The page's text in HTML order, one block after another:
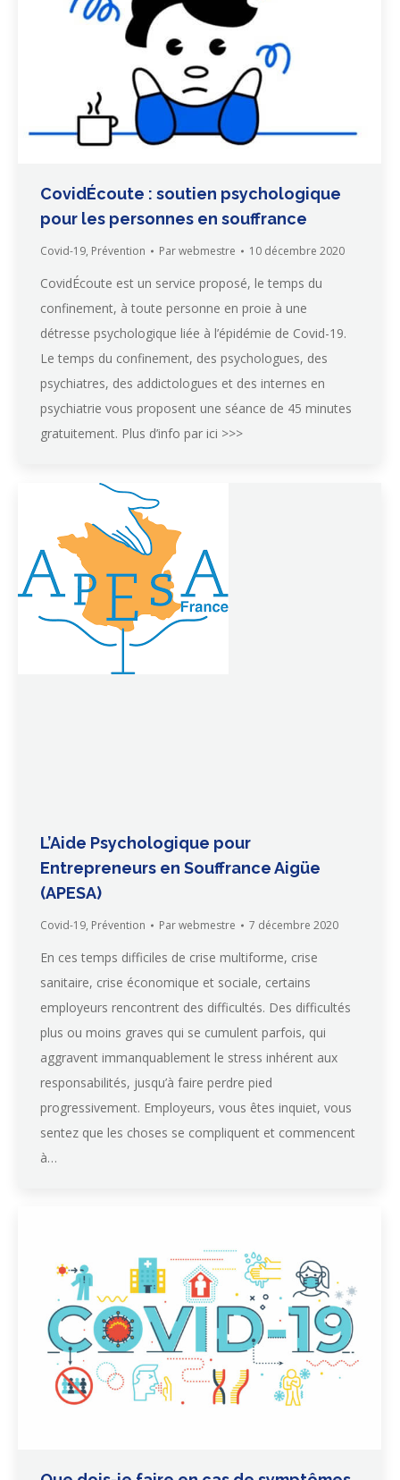
CovidÉcoute : soutien psychologique
pour les personnes en souffrance
Covid-19, Prévention Parwebmestre 10 décembre 2020
CovidÉcoute est un service proposé, le temps du
confinement, à toute personne en proie à une
détresse psychologique liée à l’épidémie de Covid-19.
Le temps du confinement, des psychologues, des
psychiatres, des addictologues et des internes en
psychiatrie vous proposent une séance de 45 minutes
gratuitement. Plus d’info par ici >>>
L’Aide Psychologique pour
Entrepreneurs en Souffrance Aigüe
(APESA)
Covid-19, Prévention Parwebmestre 7 décembre 2020
En ces temps difficiles de crise multiforme, crise
sanitaire, crise économique et sociale, certains
employeurs rencontrent des difficultés. Des difficultés
plus ou moins graves qui se cumulent parfois, qui
aggravent immanquablement le stress inhérent aux
responsabilités, jusqu’à faire perdre pied
progressivement. Employeurs, vous êtes inquiet, vous
sentez que les choses se compliquent et commencent
à…